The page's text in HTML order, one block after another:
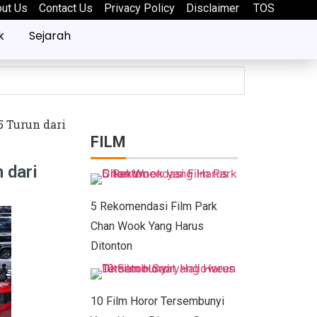
Us Contact Us Privacy Policy Disclaimer TOS
Sejarah
Turun dari
dari
FILM
5 Rekomendasi Film Park
Chan Wook Yang Harus
Ditonton
10 Film Horor Tersembunyi